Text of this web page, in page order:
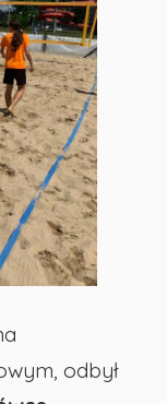
odbył